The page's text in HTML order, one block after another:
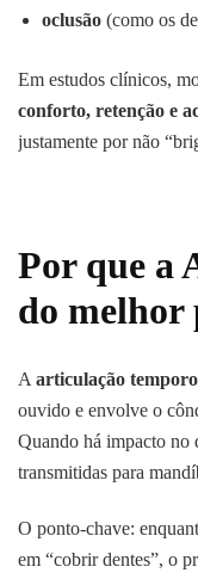
oclusão (como os
Em estudos clínicos,
conforto, retenção e
justamente por não
Por que a
do melhor
A articulação
ouvido e envolve o
Quando há impacto no
transmitidas para
O ponto-chave:
em “cobrir dentes”, o